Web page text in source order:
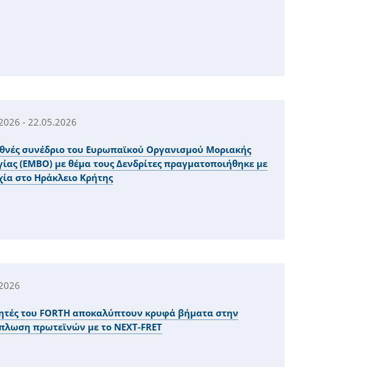
- 22.05.2026
συνέδριο του Ευρωπαϊκού Οργανισμού Μοριακής
(ΕΜΒΟ) με θέμα τους Δενδρίτες πραγματοποιήθηκε με
στο Ηράκλειο Κρήτης
του FORTH αποκαλύπτουν κρυφά βήματα στην
πρωτεϊνών με το NEXT-FRET